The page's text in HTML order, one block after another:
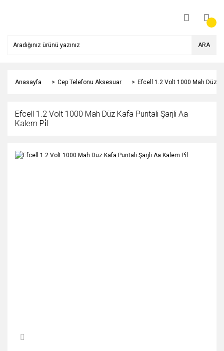
ARA
Anasayfa Cep Telefonu Aksesuar Efcell 1.2 Volt 1000 Mah Düz
Efcell 1.2 Volt 1000 Mah Düz Kafa Puntali Şarjli Aa
Kalem Pi̇l